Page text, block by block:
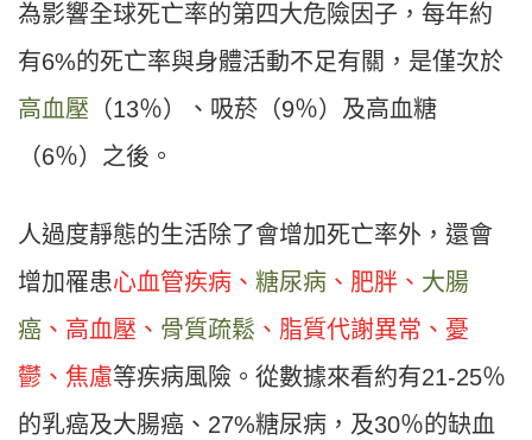
為影響全球死亡率的第四大危險因子，每年約
有6%的死亡率與身體活動不足有關，是僅次於
高血壓 （13％）、吸菸（9％）及高血糖
（6％）之後。
人過度靜態的生活除了會增加死亡率外，還會
增加罹患心血管疾病、 糖尿病 、肥胖、 大腸
癌 、高血壓、 骨質疏鬆 、脂質代謝異常、憂
鬱、焦慮等疾病風險。從數據來看約有21-25％
的乳癌及大腸癌、27%糖尿病，及30％的缺血